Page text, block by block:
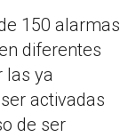
150 alarmas
diferentes
las ya
activadas
de ser